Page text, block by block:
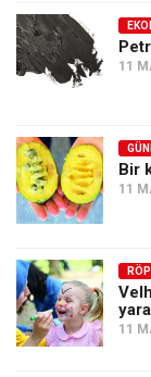
Siyaset
Dünya
Asya
Afrika
Tarih
11
Bir
11
11